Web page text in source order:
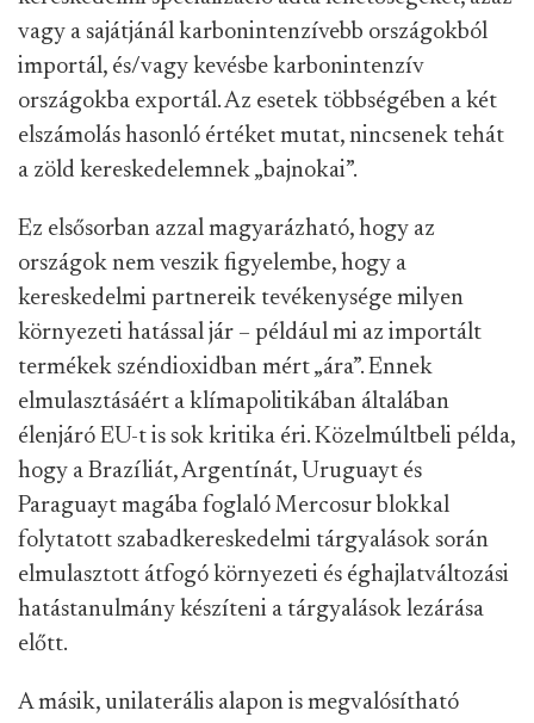
vagy a sajátjánál karbonintenzívebb országokból
importál, és/vagy kevésbe karbonintenzív
országokba exportál. Az esetek többségében a két
elszámolás hasonló értéket mutat, nincsenek tehát
a zöld kereskedelemnek „bajnokai”.
Ez elsősorban azzal magyarázható, hogy az
országok nem veszik figyelembe, hogy a
kereskedelmi partnereik tevékenysége milyen
környezeti hatással jár – például mi az importált
termékek széndioxidban mért „ára”. Ennek
elmulasztásáért a klímapolitikában általában
élenjáró EU-t is sok kritika éri. Közelmúltbeli példa,
hogy a Brazíliát, Argentínát, Uruguayt és
Paraguayt magába foglaló Mercosur blokkal
folytatott szabadkereskedelmi tárgyalások során
elmulasztott átfogó környezeti és éghajlatváltozási
hatástanulmány készíteni a tárgyalások lezárása
előtt.
A másik, unilaterális alapon is megvalósítható